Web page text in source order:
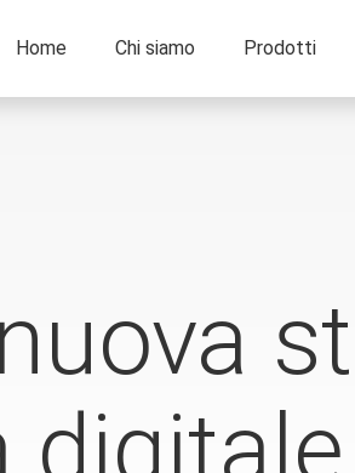
Home Chi siamo Prodotti
digitale